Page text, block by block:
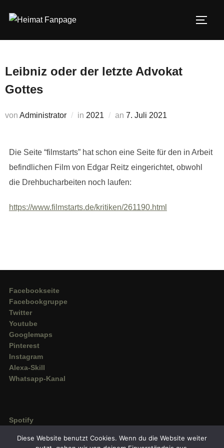
Inhalt
Leibniz oder der letzte Advokat
Gottes
von Administrator in 2021 an Veröffentlicht
7. Juli 2021
Die Seite “filmstarts” hat schon eine Seite für den in Arbeit
befindlichen Film von Edgar Reitz eingerichtet, obwohl
die Drehbucharbeiten noch laufen:
https://www.filmstarts.de/kritiken/261190.html
Facebookseite
Facebookgruppe
Twitter
Youtube
Googlemaps
Pinterest
Instagram
Alexa-Skill
Whatsapp-Kanal
Spotify
Amazon Music
Diese Website benutzt Cookies. Wenn du die Website weiter